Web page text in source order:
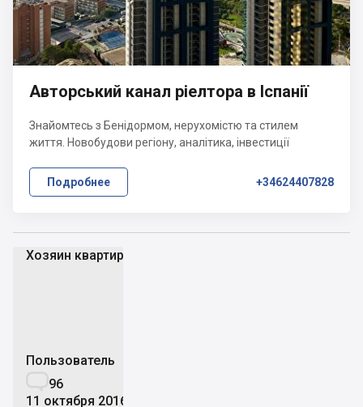
Хозяин квартир
Пользователь
96
11 октября 2016
Авторський канал ріелтора в Іспанії
Знайомтесь з Бенідормом, нерухомістю та стилем
життя. Новобудови регіону, аналітика, інвестиції
Подробнее +34624407828